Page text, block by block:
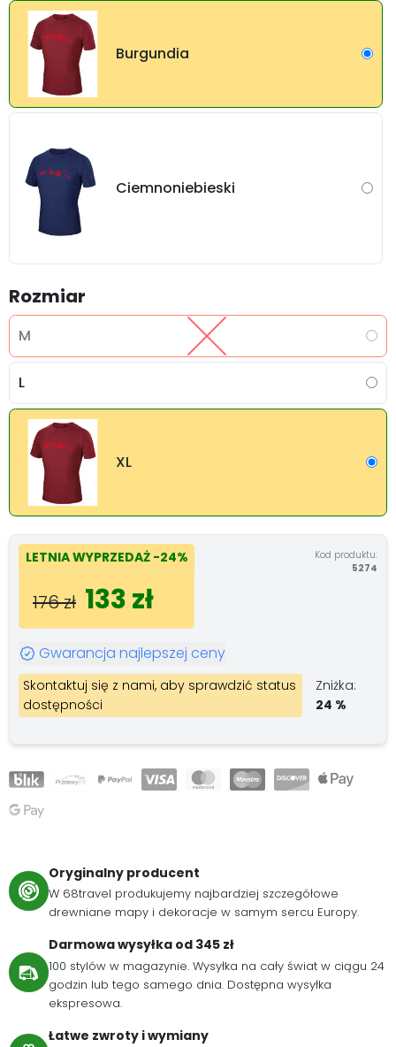
Burgundia
Ciemnoniebieski
Rozmiar
M
L
XL
LETNIA WYPRZEDAŻ -24%
176 zł 133 zł
Kod produktu:
5274
Gwarancja najlepszej ceny
Skontaktuj się z nami, aby sprawdzić status
dostępności
Zniżka:
24 %
Oryginalny producent
W 68travel produkujemy najbardziej szczegółowe
drewniane mapy i dekoracje w samym sercu Europy.
Darmowa wysyłka od 345 zł
100 stylów w magazynie. Wysyłka na cały świat w ciągu 24
godzin lub tego samego dnia. Dostępna wysyłka
ekspresowa.
Łatwe zwroty i wymiany